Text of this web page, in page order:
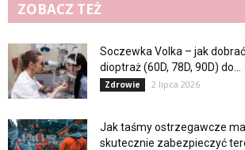
ZOBACZ TEŻ
Soczewka Volka – jak
dioptraż (60D, 78D, 90D) do...
Zdrowie 2 lipca 2026
Jak taśmy ostrzegawcze
skutecznie zabezpieczyć